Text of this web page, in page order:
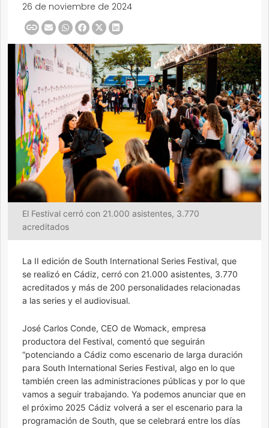
26 de noviembre de 2024
El Festival cerró con 21.000 asistentes, 3.770
acreditados
La II edición de South International Series Festival, que
se realizó en Cádiz, cerró con 21.000 asistentes, 3.770
acreditados y más de 200 personalidades relacionadas
a las series y el audiovisual.
José Carlos Conde, CEO de Womack, empresa
productora del Festival, comentó que seguirán
“potenciando a Cádiz como escenario de larga duración
para South International Series Festival, algo en lo que
también creen las administraciones públicas y por lo que
vamos a seguir trabajando. Ya podemos anunciar que en
el próximo 2025 Cádiz volverá a ser el escenario para la
programación de South, que se celebrará entre los días